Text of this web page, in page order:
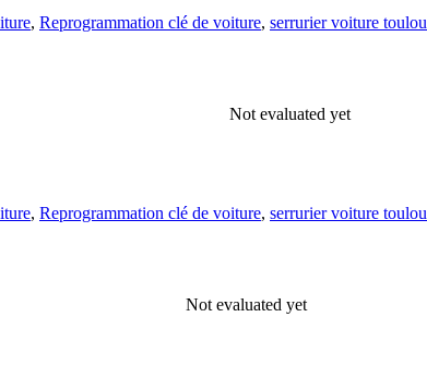
, Reprogrammation clé de voiture, serrurier voiture
Not evaluated yet
, Reprogrammation clé de voiture, serrurier voiture
Not evaluated yet